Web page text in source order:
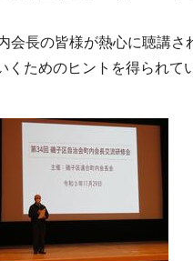
会長の皆様が熱心に聴講さ
くためのヒントを得られて